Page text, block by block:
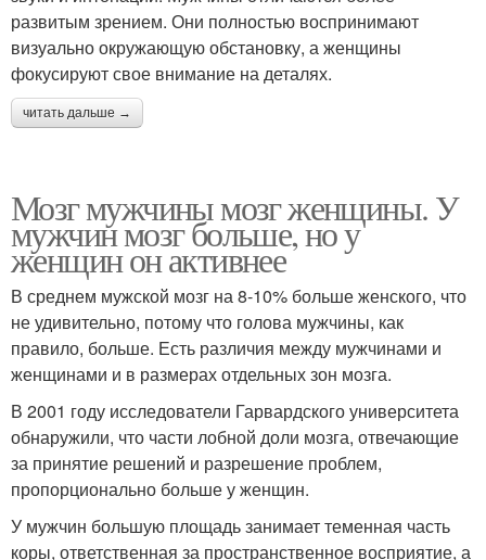
развитым зрением. Они полностью воспринимают
визуально окружающую обстановку, а женщины
фокусируют свое внимание на деталях.
читать дальше →
Мозг мужчины мозг женщины. У
мужчин мозг больше, но у
женщин он активнее
В среднем мужской мозг на 8-10% больше женского, что
не удивительно, потому что голова мужчины, как
правило, больше. Есть различия между мужчинами и
женщинами и в размерах отдельных зон мозга.
В 2001 году исследователи Гарвардского университета
обнаружили, что части лобной доли мозга, отвечающие
за принятие решений и разрешение проблем,
пропорционально больше у женщин.
У мужчин большую площадь занимает теменная часть
коры, ответственная за пространственное восприятие, а